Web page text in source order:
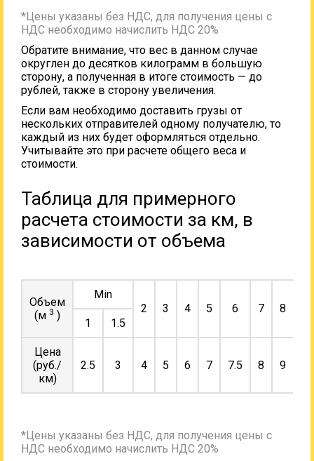
*Цены указаны без НДС, для получения цены с
НДС необходимо начислить НДС 20%
Обратите внимание, что вес в данном случае
округлен до десятков килограмм в большую
сторону, а полученная в итоге стоимость — до
рублей, также в сторону увеличения.
Если вам необходимо доставить грузы от
нескольких отправителей одному получателю, то
каждый из них будет оформляться отдельно.
Учитывайте это при расчете общего веса и
стоимости.
Таблица для примерного
расчета стоимости за км, в
зависимости от объема
Объем
(м 3 )
Min
2
3 4 5 6 7 8
1
1.5
Цена
(руб./
км)
2.5 3 4 5 6 7 7.5 8 9
*Цены указаны без НДС, для получения цены с
НДС необходимо начислить НДС 20%